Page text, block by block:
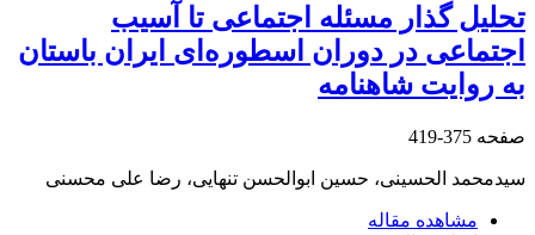
تحلیل گذار مسئله اجتماعی تا آسیب
اجتماعی در دوران اسطوره‌ای ایران باستان
به روایت شاهنامه
صفحه 375-419
سیدمحمد الحسینی، حسین ابوالحسن تنهایی، رضا علی محسنی
مشاهده مقاله